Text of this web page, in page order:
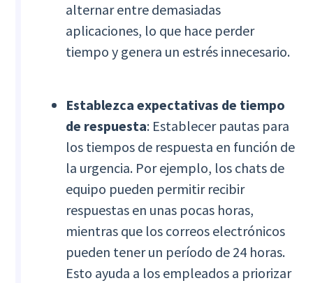
alternar entre demasiadas
aplicaciones, lo que hace perder
tiempo y genera un estrés innecesario.
Establezca expectativas de tiempo
de respuesta: Establecer pautas para
los tiempos de respuesta en función de
la urgencia. Por ejemplo, los chats de
equipo pueden permitir recibir
respuestas en unas pocas horas,
mientras que los correos electrónicos
pueden tener un período de 24 horas.
Esto ayuda a los empleados a priorizar